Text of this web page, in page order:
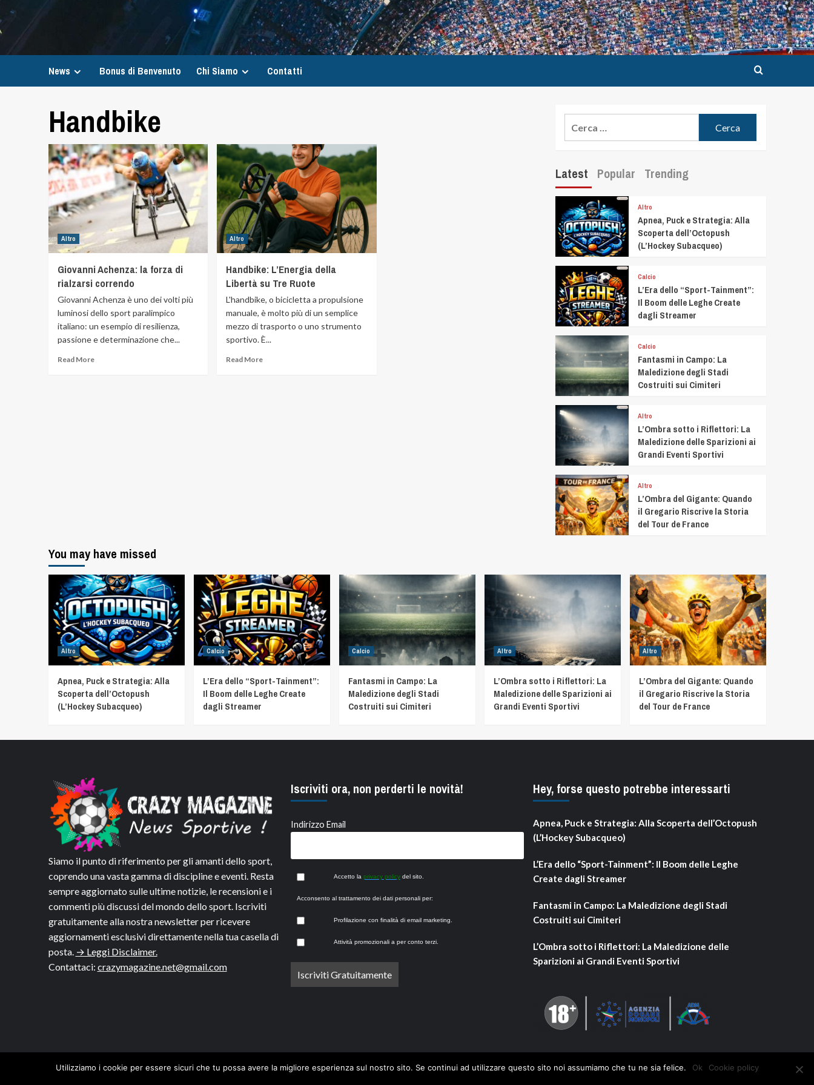
News Bonus di Benvenuto Chi Siamo Contatti
Handbike
Altro
Giovanni Achenza: la forza di
rialzarsi correndo
Giovanni Achenza è uno dei volti più
luminosi dello sport paralimpico
italiano: un esempio di resilienza,
passione e determinazione che...
Read More
Altro
Handbike: L’Energia della
Libertà su Tre Ruote
L'handbike, o bicicletta a propulsione
manuale, è molto più di un semplice
mezzo di trasporto o uno strumento
sportivo. È...
Read More
Latest Popular Trending
Altro
Apnea, Puck e Strategia: Alla
Scoperta dell’Octopush
(L’Hockey Subacqueo)
Calcio
L’Era dello “Sport-Tainment”:
Il Boom delle Leghe Create
dagli Streamer
Calcio
Fantasmi in Campo: La
Maledizione degli Stadi
Costruiti sui Cimiteri
Altro
L’Ombra sotto i Riflettori: La
Maledizione delle Sparizioni ai
Grandi Eventi Sportivi
Altro
L’Ombra del Gigante: Quando
il Gregario Riscrive la Storia
del Tour de France
You may have missed
Altro
Apnea, Puck e Strategia: Alla
Scoperta dell’Octopush
(L’Hockey Subacqueo)
Calcio
L’Era dello “Sport-Tainment”:
Il Boom delle Leghe Create
dagli Streamer
Calcio
Fantasmi in Campo: La
Maledizione degli Stadi
Costruiti sui Cimiteri
Altro
L’Ombra sotto i Riflettori: La
Maledizione delle Sparizioni ai
Grandi Eventi Sportivi
Altro
L’Ombra del Gigante: Quando
il Gregario Riscrive la Storia
del Tour de France
Siamo il punto di riferimento per gli amanti dello sport,
coprendo una vasta gamma di discipline e eventi. Resta
sempre aggiornato sulle ultime notizie, le recensioni e i
commenti più discussi del mondo dello sport. Iscriviti
gratuitamente alla nostra newsletter per ricevere
aggiornamenti esclusivi direttamente nella tua casella di
posta. → Leggi Disclaimer.
Contattaci: crazymagazine.net@gmail.com
Iscriviti ora, non perderti le novità!
Indirizzo Email
Accetto la privacy policydel sito.
Acconsento al trattamento dei dati personali per:
Profilazione con finalità di email marketing.
Attività promozionali a per conto terzi.
Hey, forse questo potrebbe interessarti
Apnea, Puck e Strategia: Alla Scoperta dell’Octopush
(L’Hockey Subacqueo)
L’Era dello “Sport-Tainment”: Il Boom delle Leghe
Create dagli Streamer
Fantasmi in Campo: La Maledizione degli Stadi
Costruiti sui Cimiteri
L’Ombra sotto i Riflettori: La Maledizione delle
Sparizioni ai Grandi Eventi Sportivi
Utilizziamo i cookie per essere sicuri che tu possa avere la migliore esperienza sul nostro sito. Se continui ad utilizzare questo sito noi assumiamo che tu ne sia felice. Ok Cookie policy